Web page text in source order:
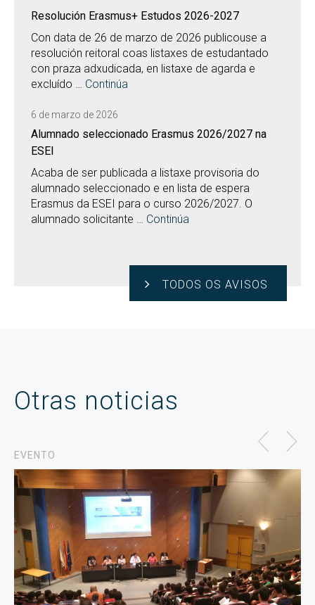
Resolución Erasmus+ Estudos 2026-2027
Con data de 26 de marzo de 2026 publicouse a
resolución reitoral coas listaxes de estudantado
con praza adxudicada, en listaxe de agarda e
excluído … Continúa
6 de marzo de 2026
Alumnado seleccionado Erasmus 2026/2027 na
ESEI
Acaba de ser publicada a listaxe provisoria do
alumnado seleccionado e en lista de espera
Erasmus da ESEI para o curso 2026/2027. O
alumnado solicitante … Continúa
TODOS OS AVISOS
Otras noticias
EVENTO